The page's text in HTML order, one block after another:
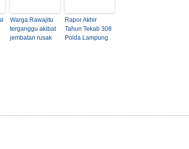
Warga Rawajitu
terganggu akibat
jembatan rusak
Rapor Akhir
Tahun Tekab 308
Polda Lampung